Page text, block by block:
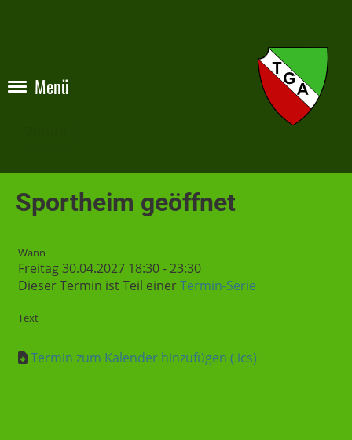
Menü
Sportheim geöffnet
Wann
Freitag 30.04.2027 18:30 - 23:30
Dieser Termin ist Teil einerTermin-Serie
Text
Termin zum Kalender hinzufügen (.ics)